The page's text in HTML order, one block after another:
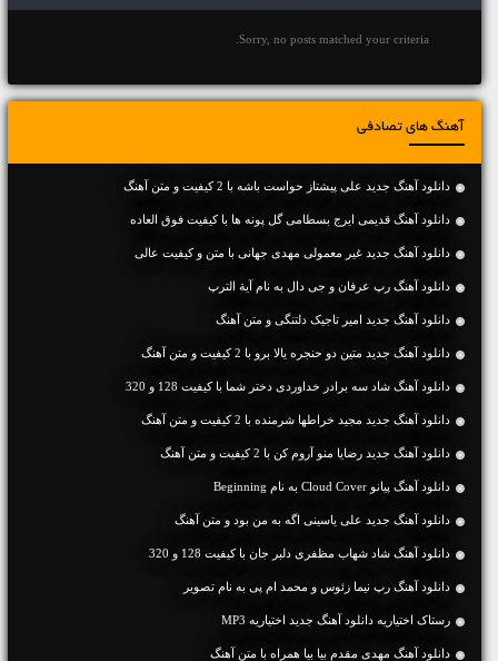
Sorry, no posts matched your criteria.
آهنگ های تصادفی
دانلود آهنگ جديد علی پیشتاز حواست باشه با 2 کیفیت و متن آهنگ
دانلود آهنگ قدیمی ایرج بسطامی گل پونه ها با کیفیت فوق العاده
دانلود آهنگ جديد غیر معمولی مهدی جهانی با متن و کیفیت عالی
دانلود آهنگ رپ عرفان و جی دال به نام آیة الترپ
دانلود آهنگ جديد امیر تاجیک دلتنگی و متن آهنگ
دانلود آهنگ جديد متین دو حنجره یالا برو با 2 کیفیت و متن آهنگ
دانلود آهنگ شاد سه برادر خداوردی دختر شما با کیفیت 128 و 320
دانلود آهنگ جديد مجید خراطها شرمنده با 2 کیفیت و متن آهنگ
دانلود آهنگ جديد رضایا منو آروم کن با 2 کیفیت و متن آهنگ
دانلود آهنگ پیانو Cloud Cover به نام Beginning
دانلود آهنگ جديد علی یاسینی اگه به من بود و متن آهنگ
دانلود آهنگ شاد شهاب مظفری دلبر جان با کیفیت 128 و 320
دانلود آهنگ رپ نیما زئوس و محمد ام پی به نام تصویر
رستاک اختیاریه دانلود آهنگ جدید اختیاریه MP3
دانلود آهنگ مهدی مقدم بیا بیا همراه با متن آهنگ